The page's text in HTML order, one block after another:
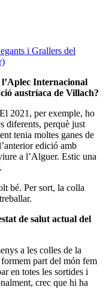
i Grallers del
Internacional
austríaca de Villach?
2021, per exemple, ho
diferents, perquè just
tenia moltes ganes de
edició amb
a l’Alguer. Estic una
bé. Per sort, la colla
de salut actual del
a les colles de la
part del món fem
en totes les sortides i
crec que hi ha